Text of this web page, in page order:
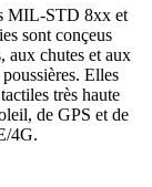
MIL-STD 8xx et
sont conçeus
aux chutes et aux
Elles
très haute
de GPS et de
4G.